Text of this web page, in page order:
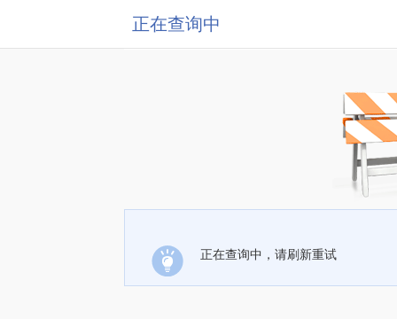
正在查询中
正在查询中，请刷新重试